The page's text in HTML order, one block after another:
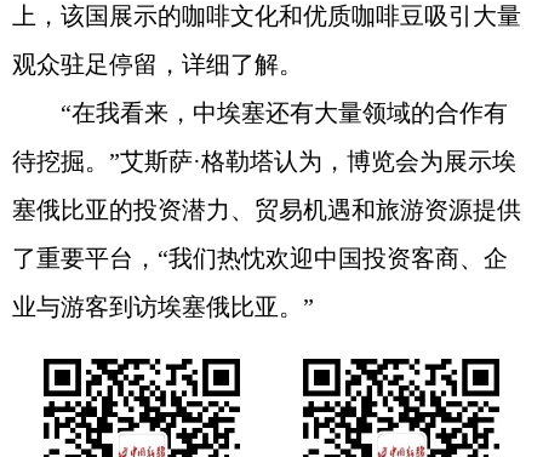
上，该国展示的咖啡文化和优质咖啡豆吸引大量
观众驻足停留，详细了解。
“在我看来，中埃塞还有大量领域的合作有
待挖掘。”艾斯萨·格勒塔认为，博览会为展示埃
塞俄比亚的投资潜力、贸易机遇和旅游资源提供
了重要平台，“我们热忱欢迎中国投资客商、企
业与游客到访埃塞俄比亚。”